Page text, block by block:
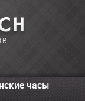
часы